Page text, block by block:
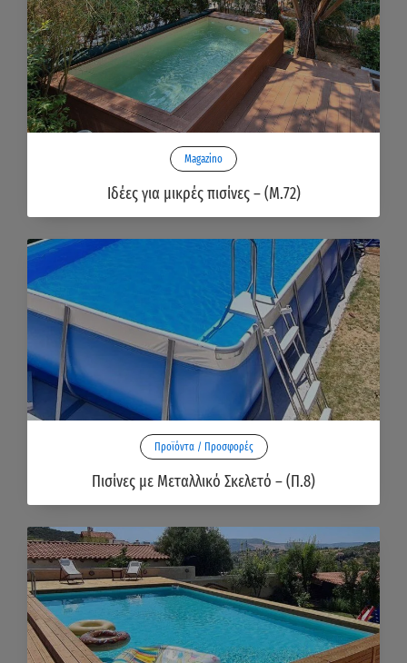
Magazino
Ιδέες για μικρές πισίνες – (Μ.72)
Προϊόντα / Προσφορές
Πισίνες με Μεταλλικό Σκελετό – (Π.8)